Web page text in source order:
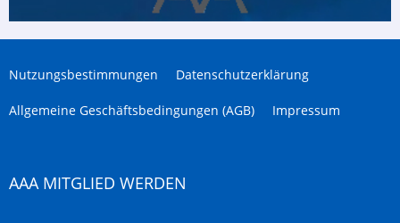
Nutzungsbestimmungen Datenschutzerklärung
Allgemeine Geschäftsbedingungen (AGB) Impressum
AAA MITGLIED WERDEN